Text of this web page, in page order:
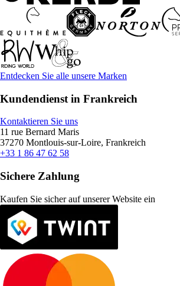
Entdecken Sie alle unsere Marken
Kundendienst in Frankreich
Kontaktieren Sie uns
11 rue Bernard Maris
37270 Montlouis-sur-Loire, Frankreich
+33 1 86 47 62 58
Sichere Zahlung
Kaufen Sie sicher auf unserer Website ein